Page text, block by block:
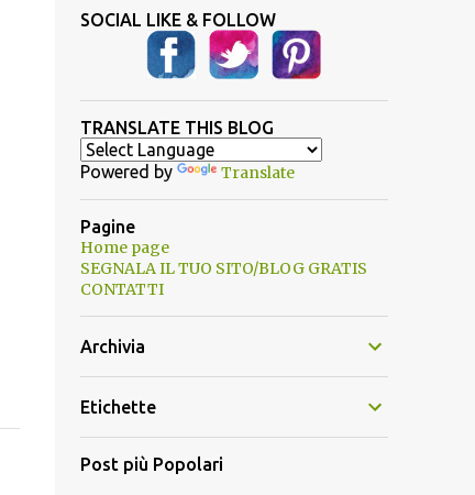
SOCIAL LIKE & FOLLOW
TRANSLATE THIS BLOG
Powered by Translate
Pagine
Home page
SEGNALA IL TUO SITO/BLOG GRATIS
CONTATTI
Archivia
Etichette
Post più Popolari